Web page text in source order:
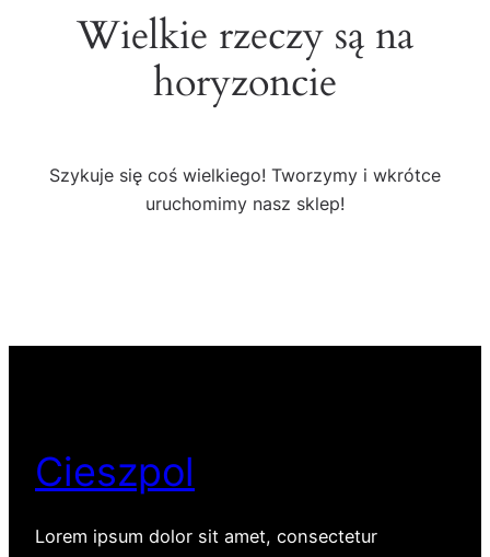
Wielkie rzeczy są na
horyzoncie
Szykuje się coś wielkiego! Tworzymy i wkrótce
uruchomimy nasz sklep!
Cieszpol
Lorem ipsum dolor sit amet, consectetur